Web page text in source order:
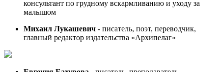
консультант по грудному вскармливанию и уходу за
малышом
Михаил Лукашевич - писатель, поэт, переводчик,
главный редактор издательства «Архипелаг»